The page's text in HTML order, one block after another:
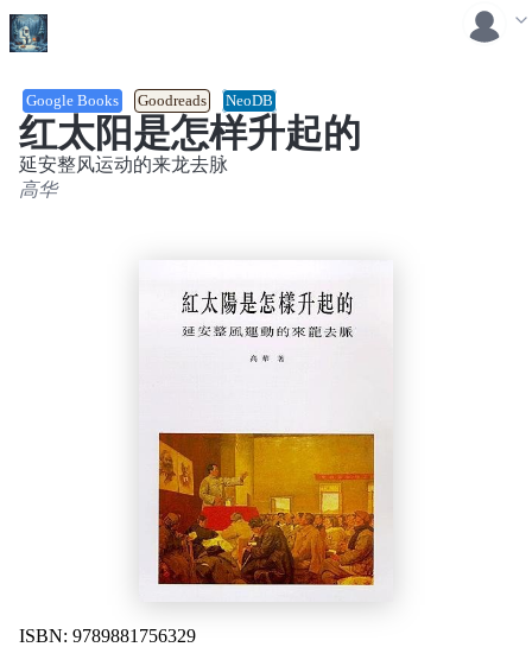
红太阳是怎样升起的
Google Books Goodreads NeoDB
ISBN: 9789881756329
延安整风运动的来龙去脉
高华